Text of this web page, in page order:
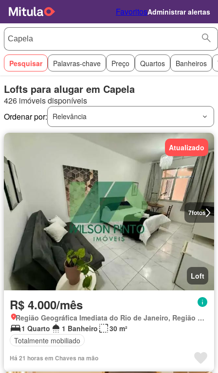
FavoritosAdministrar alertas
Pesquisar Palavras-chave Preço Quartos Banheiros
Lofts para alugar em Capela
426 imóveis disponíveis
Ordenar por:
Relevância
7fotos
Atualizado
Loft
R$ 4.000/mês
Região Geográfica Imediata do Rio de Janeiro, Região Metropolitana do Rio de Janeiro
1 Quarto
1 Banheiro
30 m²
Totalmente mobiliado
Há 21 horas em Chaves na mão